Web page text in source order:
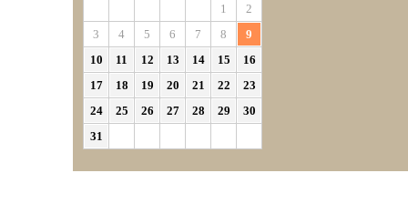
1
2
3
4 5 6 7 8
9
10
11 12 13 14 15
16
17
18 19 20 21 22
23
24
25 26 27 28 29
30
31